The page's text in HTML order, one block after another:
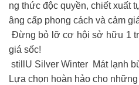
ng thức độc quyền, chiết xuất
âng cấp phong cách và cảm
Đừng bỏ lỡ cơ hội sở hữu 1
giá sốc!
stillU Silver Winter Mát lạnh
Lựa chọn hoàn hảo cho